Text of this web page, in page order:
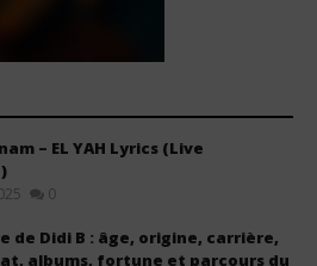
– EL YAH Lyrics (Live
0
de Didi B : âge, origine, carrière,
albums, fortune et parcours du